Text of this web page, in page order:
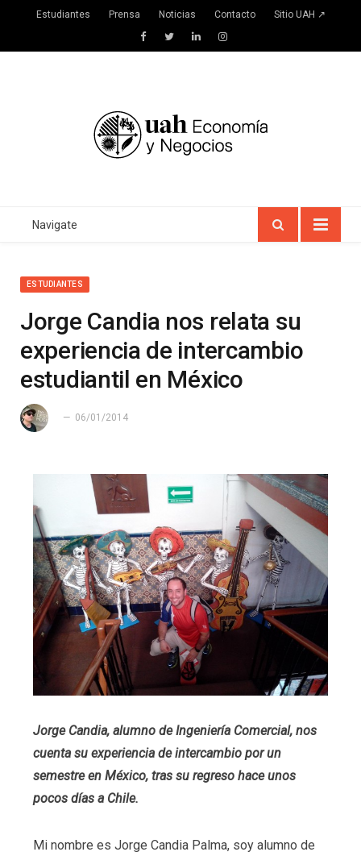
Estudiantes Prensa Noticias Contacto Sitio UAH ↗
FacebookTwitterLinkedInInstagram
Navigate
ESTUDIANTES
Jorge Candia nos relata su
experiencia de intercambio
estudiantil en México
06/01/2014
Jorge Candia, alumno de Ingeniería Comercial, nos
cuenta su experiencia de intercambio por un
semestre en México, tras su regreso hace unos
pocos días a Chile.
Mi nombre es Jorge Candia Palma, soy alumno de